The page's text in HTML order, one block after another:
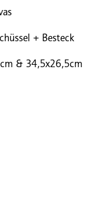
+ Besteck
& 34,5x26,5cm